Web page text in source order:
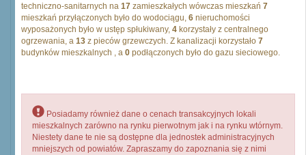
techniczno-sanitarnych na 17 zamieszkałych wówczas mieszkań 7
mieszkań przyłączonych było do wodociągu, 6 nieruchomości
wyposażonych było w ustęp spłukiwany, 4 korzystały z centralnego
ogrzewania, a 13 z pieców grzewczych. Z kanalizacji korzystało 7
budynków mieszkalnych , a 0 podłączonych było do gazu sieciowego.
Posiadamy również dane o cenach transakcyjnych lokali
mieszkalnych zarówno na rynku pierwotnym jak i na rynku wtórnym.
Niestety dane te nie są dostępne dla jednostek administracyjnych
mniejszych od powiatów. Zapraszamy do zapoznania się z nimi